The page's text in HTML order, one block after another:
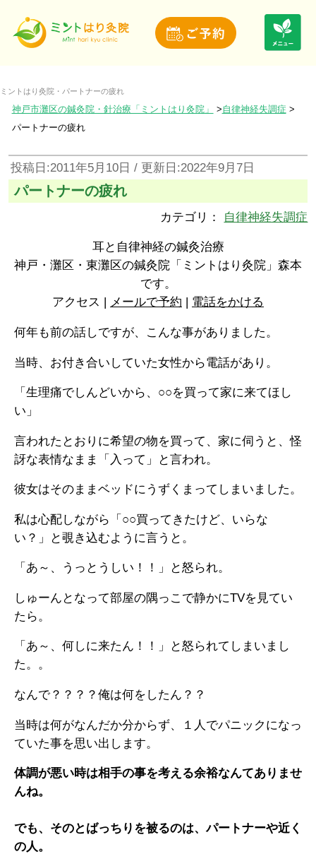
ミントはり灸院・パートナーの疲れ
神戸市灘区の鍼灸院・針治療「ミントはり灸院」
自律神経失調症
パートナーの疲れ
投稿日:2011年5月10日 / 更新日:2022年9月7日
パートナーの疲れ
カテゴリ： 自律神経失調症
耳と自律神経の鍼灸治療
神戸・灘区・東灘区の鍼灸院「ミントはり灸院」森本
です。
アクセス |
メールで予約 電話をかける
何年も前の話しですが、こんな事がありました。
当時、お付き合いしていた女性から電話があり。
「生理痛でしんどいから、○○を買って家に来てほし
い」
言われたとおりに希望の物を買って、家に伺うと、怪
訝な表情なまま「入って」と言われ。
彼女はそのままベッドにうずくまってしまいました。
私は心配しながら「○○買ってきたけど、いらな
い？」と覗き込むように言うと。
「あ～、うっとうしい！！」と怒られ。
しゅーんとなって部屋の隅っこで静かにTVを見てい
たら。
「あ～、何しに来たん！！」と怒られてしまいまし
た。。
なんで？？？？俺は何をしたん？？
当時は何がなんだか分からず、１人でパニックになっ
ていた事を思い出します。
体調が悪い時は相手の事を考える余裕なんてありませ
んね。
でも、そのとばっちりを被るのは、パートナーや近く
の人。